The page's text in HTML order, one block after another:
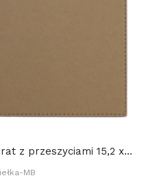
z przeszyciami 15,2 x...
MB